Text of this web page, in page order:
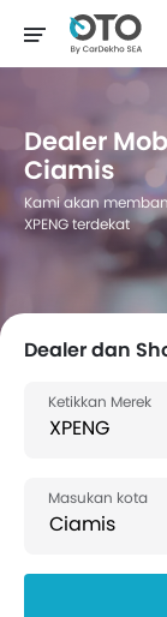
Dealer
Ciamis
Kami akan
XPENG terdekat
Dealer dan